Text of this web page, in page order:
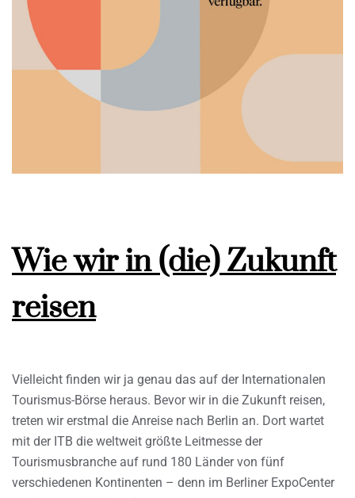
Wie wir in (die) Zukunft
reisen
Vielleicht finden wir ja genau das auf der Internationalen
Tourismus-Börse heraus. Bevor wir in die Zukunft reisen,
treten wir erstmal die Anreise nach Berlin an. Dort wartet
mit der ITB die weltweit größte Leitmesse der
Tourismusbranche auf rund 180 Länder von fünf
verschiedenen Kontinenten – denn im Berliner ExpoCenter